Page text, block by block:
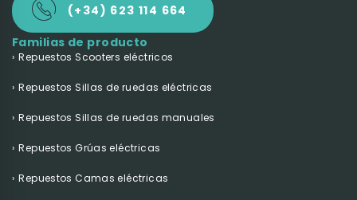
(+34) 623 114 664
Familias de producto
Repuestos Scooters eléctricos
Repuestos Sillas de ruedas eléctricas
Repuestos Sillas de ruedas manuales
Repuestos Grúas eléctricas
Repuestos Camas eléctricas